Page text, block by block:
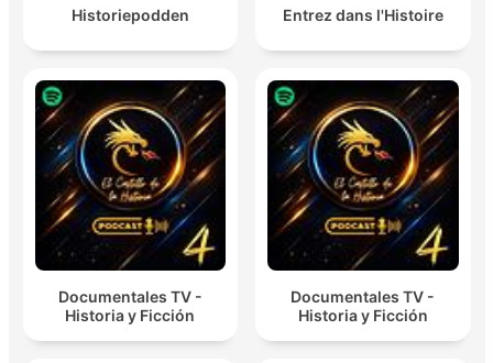
Historiepodden Entrez dans l'Histoire
Documentales TV -
Historia y Ficción
Documentales TV -
Historia y Ficción